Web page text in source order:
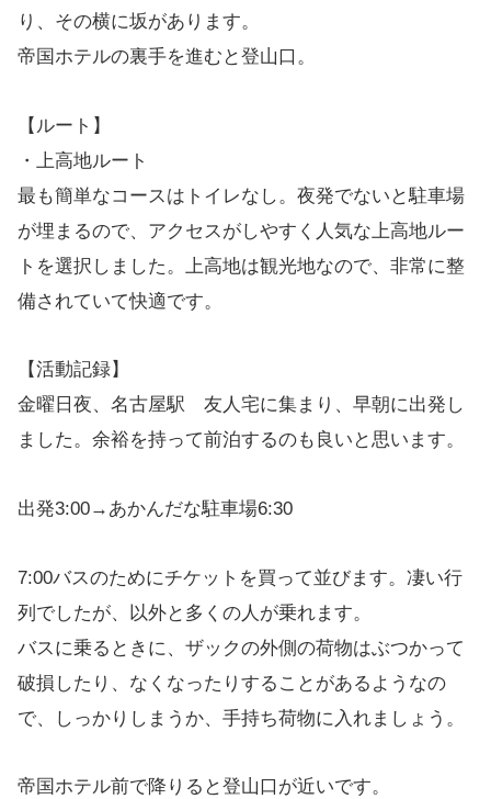
り、その横に坂があります。
帝国ホテルの裏手を進むと登山口。
【ルート】
・上高地ルート
最も簡単なコースはトイレなし。夜発でないと駐車場
が埋まるので、アクセスがしやすく人気な上高地ルー
トを選択しました。上高地は観光地なので、非常に整
備されていて快適です。
【活動記録】
金曜日夜、名古屋駅 友人宅に集まり、早朝に出発し
ました。余裕を持って前泊するのも良いと思います。
出発3:00→あかんだな駐車場6:30
7:00バスのためにチケットを買って並びます。凄い行
列でしたが、以外と多くの人が乗れます。
バスに乗るときに、ザックの外側の荷物はぶつかって
破損したり、なくなったりすることがあるようなの
で、しっかりしまうか、手持ち荷物に入れましょう。
帝国ホテル前で降りると登山口が近いです。